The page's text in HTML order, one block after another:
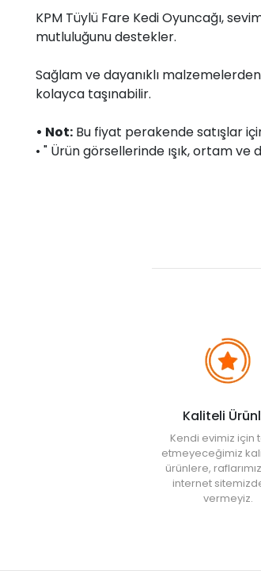
KPM Tüylü Fare Kedi Oyuncağı,
mutluluğunu destekler.
Sağlam ve dayanıklı
kolayca taşınabilir.
• Not: Bu fiyat perakende satışlar
• " Ürün görsellerinde ışık, ortam
Kaliteli
Kendi evimiz için
etmeyeceğimiz
ürünlere,
internet
vermeyiz.